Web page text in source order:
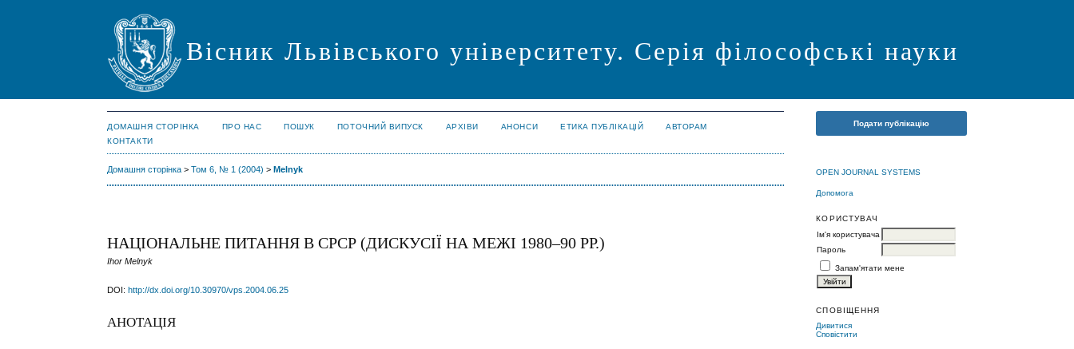
Вісник Львівського університету. Серія філософські науки
Подати публікацію
OPEN JOURNAL SYSTEMS
Допомога
КОРИСТУВАЧ
Ім'я користувача
Пароль
Запам'ятати мене
СПОВІЩЕННЯ
Дивитися
Сповістити
ДОМАШНЯ СТОРІНКА ПРО НАС ПОШУК ПОТОЧНИЙ ВИПУСК АРХІВИ АНОНСИ ЕТИКА ПУБЛІКАЦІЙ
АВТОРАМ
КОНТАКТИ
Домашня сторінка >Том 6, № 1 (2004) >Melnyk
НАЦІОНАЛЬНЕ ПИТАННЯ В СРСР (ДИСКУСІЇ НА МЕЖІ 1980–90 РР.)
Ihor Melnyk
DOI: http://dx.doi.org/10.30970/vps.2004.06.25
АНОТАЦІЯ